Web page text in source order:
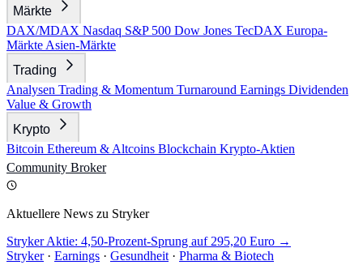
Märkte
DAX/MDAX Nasdaq S&P 500 Dow Jones TecDAX Europa-
Märkte Asien-Märkte
Trading
Analysen Trading & Momentum Turnaround Earnings Dividenden
Value & Growth
Krypto
Bitcoin Ethereum & Altcoins Blockchain Krypto-Aktien
Community Broker
Aktuellere News zu Stryker
Stryker Aktie: 4,50-Prozent-Sprung auf 295,20 Euro →
Stryker · Earnings · Gesundheit · Pharma & Biotech